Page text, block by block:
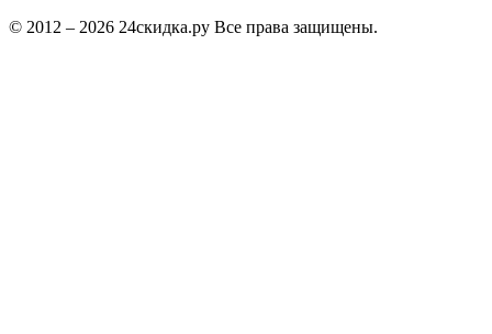
© 2012 – 2026 24скидка.ру Все права защищены.